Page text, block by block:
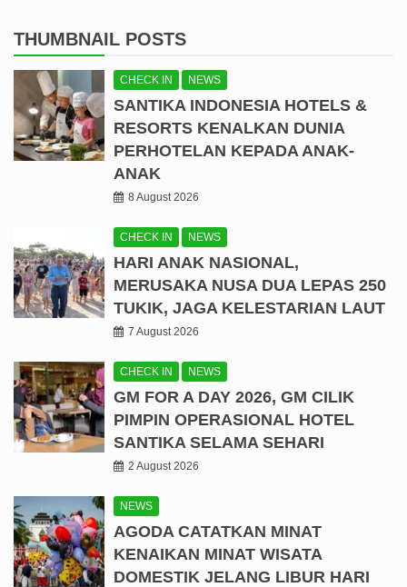
THUMBNAIL POSTS
CHECK IN NEWS
SANTIKA INDONESIA HOTELS &
RESORTS KENALKAN DUNIA
PERHOTELAN KEPADA ANAK-
ANAK
8 August 2026
CHECK IN NEWS
HARI ANAK NASIONAL,
MERUSAKA NUSA DUA LEPAS 250
TUKIK, JAGA KELESTARIAN LAUT
7 August 2026
CHECK IN NEWS
GM FOR A DAY 2026, GM CILIK
PIMPIN OPERASIONAL HOTEL
SANTIKA SELAMA SEHARI
2 August 2026
NEWS
AGODA CATATKAN MINAT
KENAIKAN MINAT WISATA
DOMESTIK JELANG LIBUR HARI